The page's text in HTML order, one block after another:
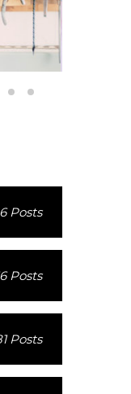
Posts
Posts
Posts